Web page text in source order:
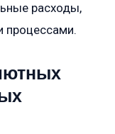
расходы,
процессами.